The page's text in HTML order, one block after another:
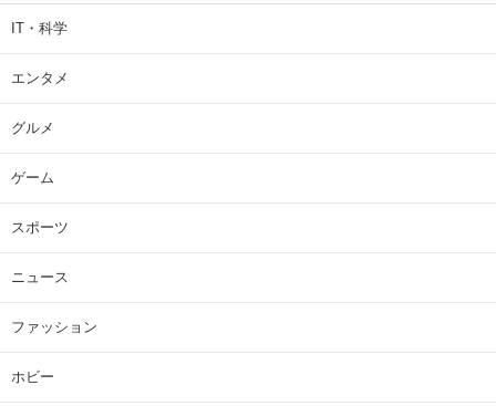
IT・科学
エンタメ
グルメ
ゲーム
スポーツ
ニュース
ファッション
ホビー